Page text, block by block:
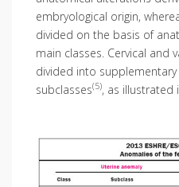
embryological origin,
divided on the basis of
main classes. Cervical and
divided into
subclasses(5), as illustrated